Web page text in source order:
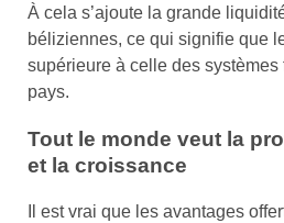
À cela s’ajoute la grande
béliziennes, ce qui signifie que
supérieure à celle des systèmes
pays.
Tout le monde veut la
et la croissance
Il est vrai que les avantages